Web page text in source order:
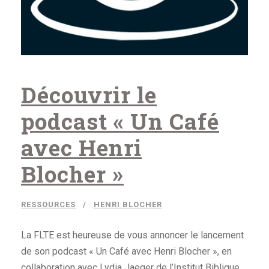
Découvrir le
podcast « Un Café
avec Henri
Blocher »
RESSOURCES HENRI BLOCHER
La FLTE est heureuse de vous annoncer le lancement
de son podcast « Un Café avec Henri Blocher », en